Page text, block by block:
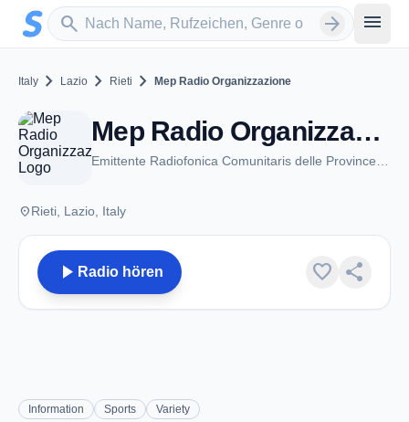
Zum Hauptinhalt springen
search
Sender suchen arrow_forward menu
Italy chevron_right Lazio chevron_right Rieti chevron_right Mep Radio Organizzazione
Mep Radio Organizzazione - FM 95.30 - Rieti
placeRieti, Lazio, Italy
play_arrow Radio hören favorite share
Information Sports Variety